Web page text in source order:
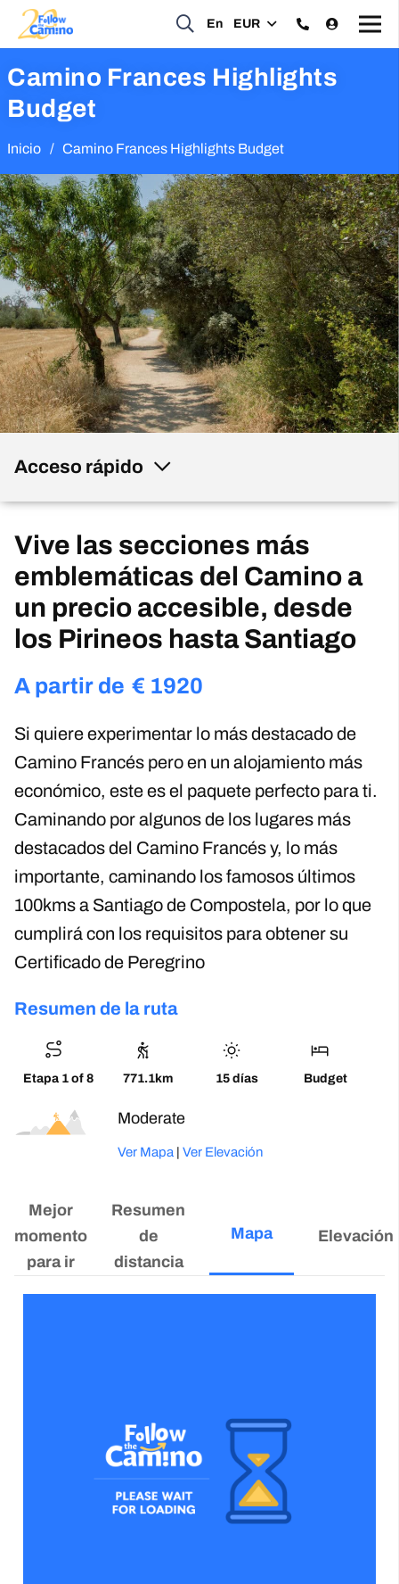
En EUR
Camino Frances Highlights
Budget
Inicio / Camino Frances Highlights Budget
Acceso rápido
Vive las secciones más
emblemáticas del Camino a
un precio accesible, desde
los Pirineos hasta Santiago
A partir de € 1920
Si quiere experimentar lo más destacado de
Camino Francés pero en un alojamiento más
económico, este es el paquete perfecto para ti.
Caminando por algunos de los lugares más
destacados del Camino Francés y, lo más
importante, caminando los famosos últimos
100kms a Santiago de Compostela, por lo que
cumplirá con los requisitos para obtener su
Certificado de Peregrino
Resumen de la ruta
Etapa 1 of 8 771.1km 15 días Budget
Moderado
Ver Mapa | Ver Elevación
Mejor
momento
para ir
Resumen
de
distancia
Mapa Elevación